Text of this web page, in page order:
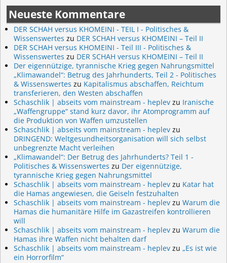
Neueste Kommentare
DER SCHAH versus KHOMEINI - TEIL I - Politisches &
Wissenswertes zu DER SCHAH versus KHOMEINI – Teil II
DER SCHAH versus KHOMEINI - Teil III - Politisches &
Wissenswertes zu DER SCHAH versus KHOMEINI – Teil II
Der eigennützige, tyrannische Krieg gegen Nahrungsmittel
„Klimawandel“: Betrug des Jahrhunderts, Teil 2 - Politisches
& Wissenswertes zu Kapitalismus abschaffen, Reichtum
transferieren, den Westen abschaffen
Schaschlik | abseits vom mainstream - heplev zu Iranische
„Waffengruppe“ stand kurz davor, ihr Atomprogramm auf
die Produktion von Waffen umzustellen
Schaschlik | abseits vom mainstream - heplev zu
DRINGEND: Weltgesundheitsorganisation will sich selbst
unbegrenzte Macht verleihen
„Klimawandel“: Der Betrug des Jahrhunderts? Teil 1 -
Politisches & Wissenswertes zu Der eigennützige,
tyrannische Krieg gegen Nahrungsmittel
Schaschlik | abseits vom mainstream - heplev zu Katar hat
die Hamas angewiesen, die Geiseln festzuhalten
Schaschlik | abseits vom mainstream - heplev zu Warum die
Hamas die humanitäre Hilfe im Gazastreifen kontrollieren
will
Schaschlik | abseits vom mainstream - heplev zu Warum die
Hamas ihre Waffen nicht behalten darf
Schaschlik | abseits vom mainstream - heplev zu „Es ist wie
ein Horrorfilm“